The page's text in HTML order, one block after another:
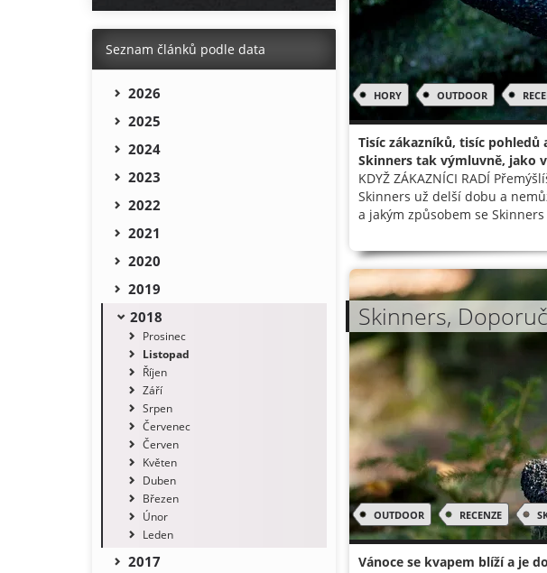
HORY OUTDOOR
Tisíc zákazníků, tisíc
Skinners tak výmluvně, jako
KDYŽ ZÁKAZNÍCI RADÍ
Skinners už delší dobu a
a jakým způsobem se
Skinners,
OUTDOOR RECENZE
Vánoce se kvapem blíží a je
Seznam článků podle data
2026
2025
2024
2023
2022
2021
2020
2019
2018
Prosinec
Listopad
Říjen
Září
Srpen
Červenec
Červen
Květen
Duben
Březen
Únor
Leden
2017